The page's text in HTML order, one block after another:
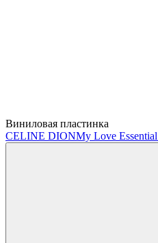
Виниловая пластинка
CELINE DIONMy Love